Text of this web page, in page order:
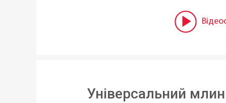
Універсальний